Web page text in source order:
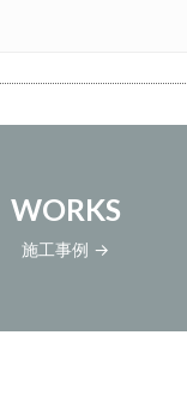
WORKS
施工事例 →